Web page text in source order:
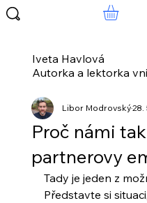
Iveta Havlová
Autorka a lektorka
Proč námi
partnerovy
Libor Modrovský28.
Tady je jeden z
Představte si